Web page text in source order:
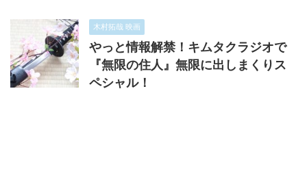
木村拓哉 映画
やっと情報解禁！キムタクラジオで
『無限の住人』無限に出しまくりス
ペシャル！